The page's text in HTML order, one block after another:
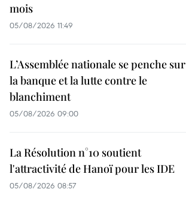
mois
05/08/2026 11:49
L’Assemblée nationale se penche sur
la banque et la lutte contre le
blanchiment
05/08/2026 09:00
La Résolution n°10 soutient
l'attractivité de Hanoï pour les IDE
05/08/2026 08:57